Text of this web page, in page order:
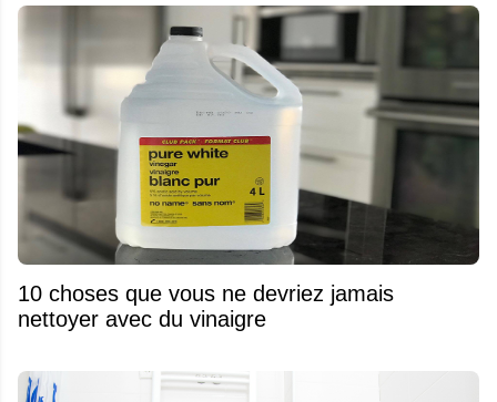
10 choses que vous ne devriez jamais
nettoyer avec du vinaigre